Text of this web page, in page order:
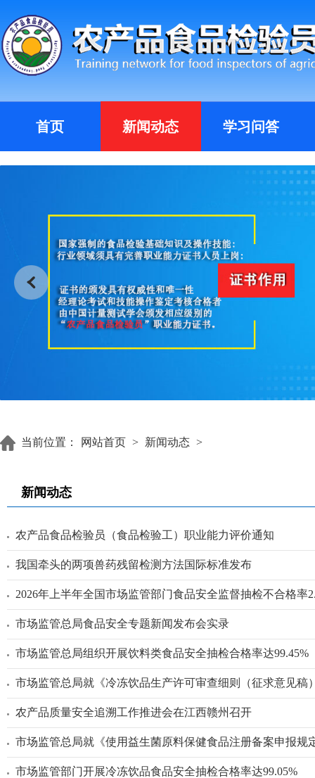
首页 新闻动态 学习问答
当前位置： 网站首页 > 新闻动态 >
新闻动态
农产品食品检验员（食品检验工）职业能力评价通知
我国牵头的两项兽药残留检测方法国际标准发布
2026年上半年全国市场监管部门食品安全监督抽检不合格率
市场监管总局食品安全专题新闻发布会实录
市场监管总局组织开展饮料类食品安全抽检合格率达99.45%
市场监管总局就《冷冻饮品生产许可审查细则（征求意见稿
农产品质量安全追溯工作推进会在江西赣州召开
市场监管总局就《使用益生菌原料保健食品注册备案申报规
市场监管部门开展冷冻饮品食品安全抽检合格率达99.05%